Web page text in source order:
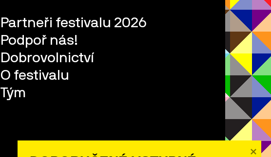
Partneři festivalu 2026
Podpoř nás!
Dobrovolnictví
O festivalu
Tým